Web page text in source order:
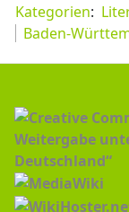
Kategorien:
Baden-